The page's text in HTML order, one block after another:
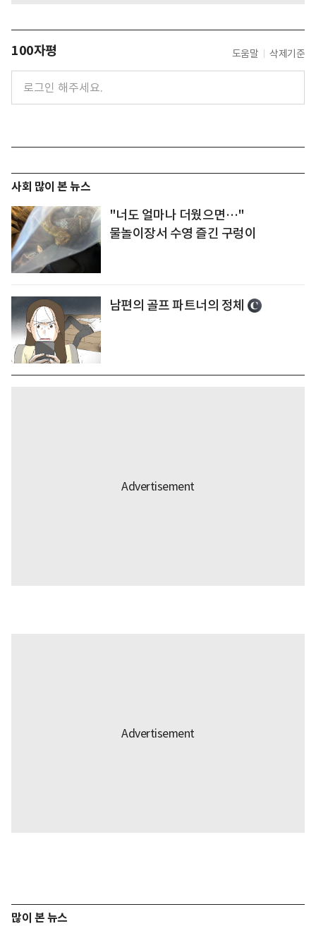
100자평 도움말 삭제기준
사회 많이 본 뉴스
"너도 얼마나 더웠으면…"
물놀이장서 수영 즐긴 구렁이
남편의 골프 파트너의 정체
많이 본 뉴스